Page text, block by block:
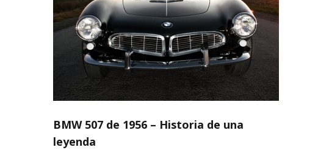
BMW 507 de 1956 – Historia de una
leyenda